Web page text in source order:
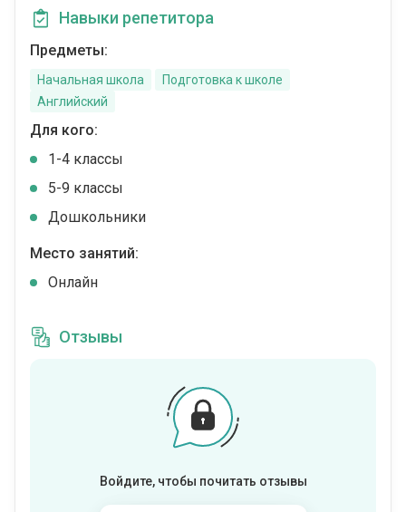
Навыки репетитора
Предметы:
Начальная школа
Подготовка к школе
Английский
Для кого:
1-4 классы
5-9 классы
Дошкольники
Место занятий:
Онлайн
Отзывы
Войдите, чтобы почитать отзывы